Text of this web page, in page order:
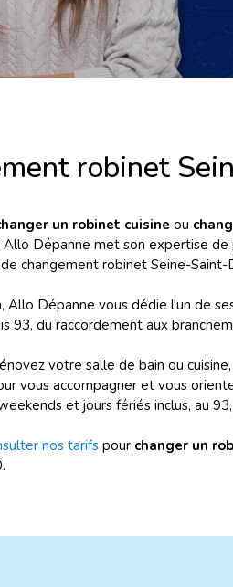
robinet
un robinet cuisine ou
Dépanne met son expertise
changement robinet Seine-Saint-
Allo Dépanne vous dédie l'un de
93, du raccordement aux
votre salle de bain ou
vous accompagner et vous
et jours fériés inclus, au
nos tarifs pour changer un